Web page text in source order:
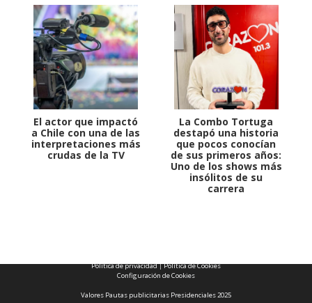
El actor que impactó
a Chile con una de las
interpretaciones más
crudas de la TV
La Combo Tortuga
destapó una historia
que pocos conocían
de sus primeros años:
Uno de los shows más
insólitos de su
carrera
Política de privacidad|Política de Cookies
Configuración de Cookies
Valores Pautas publicitarias Presidenciales 2025